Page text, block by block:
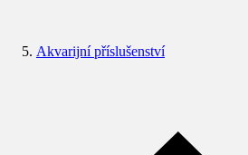
Akvarijní příslušenství